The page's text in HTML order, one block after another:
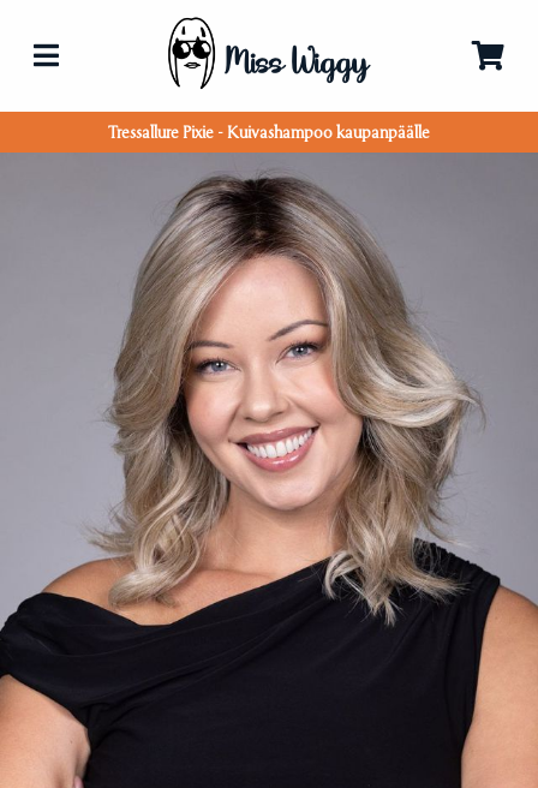
Tressallure Pixie - Kuivashampoo kaupanpäälle
Miss Wiggy